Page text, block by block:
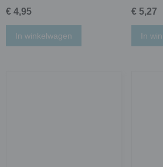
€ 4,95
In winkelwagen
€ 5,27
In